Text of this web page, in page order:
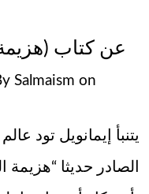
عن كتاب (هزيمة
Salmaism on
يتنبأ إيمانويل تود
الصادر حديثا